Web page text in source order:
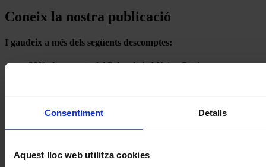
Consentiment Detalls
Aquest lloc web utilitza cookies
Coneix la nostra publicació
I gaudeix a més dels següents descomptes:
20% als concerts del Palau de la Música Catalana